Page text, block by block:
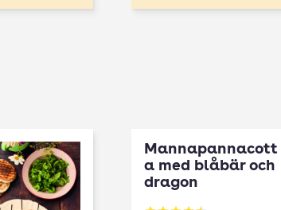
Mannapannacott
a med blåbär och
dragon